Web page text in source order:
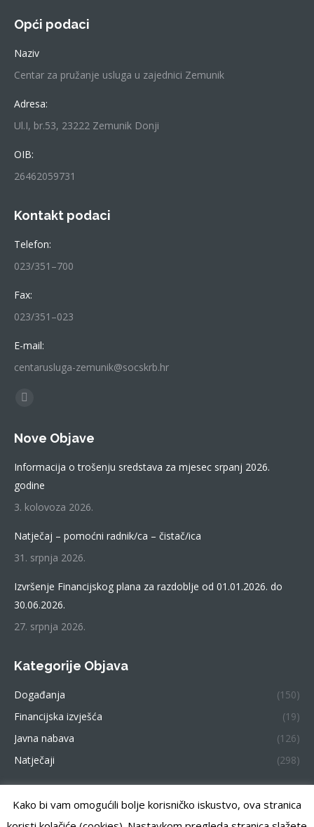
Opći podaci
Naziv
Centar za pružanje usluga u zajednici Zemunik
Adresa:
Ul.I, br.53, 23222 Zemunik Donji
OIB:
26462059731
Kontakt podaci
Telefon:
023/351–700
Fax:
023/351–023
E-mail:
centarusluga-zemunik@socskrb.hr
Find us on:
Facebook
opens
in
new
Nove Objave
Informacija o trošenju sredstava za mjesec srpanj 2026.
godine
3. kolovoza 2026.
Natječaj – pomoćni radnik/ca – čistač/ica
31. srpnja 2026.
Izvršenje Financijskog plana za razdoblje od 01.01.2026. do
30.06.2026.
27. srpnja 2026.
Kategorije Objava
Događanja
(150)
Financijska izvješća
(19)
Javna nabava
(126)
Natječaji
(298)
Centar za pružanje usluga u zajednici Zemunik. Sva prava
Kako bi vam omogućili bolje korisničko iskustvo, ova stranica